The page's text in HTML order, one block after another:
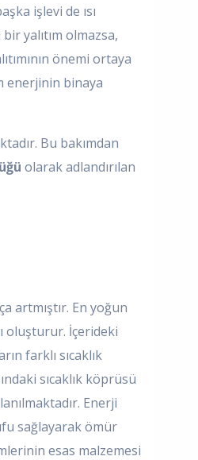
işlevi de ısı
bir yalıtım olmazsa,
önemi ortaya
enerjinin binaya
Bu bakımdan
olarak adlandırılan
artmıştır. En yoğun
oluşturur. İçerideki
farklı sıcaklık
sıcaklık köprüsü
Enerji
sağlayarak ömür
esas malzemesi